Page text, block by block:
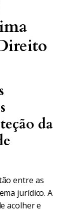
da
entre as
jurídico. A
acolher e